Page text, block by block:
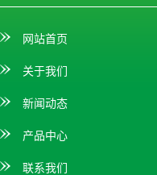
网站首页
关于我们
新闻动态
产品中心
联系我们